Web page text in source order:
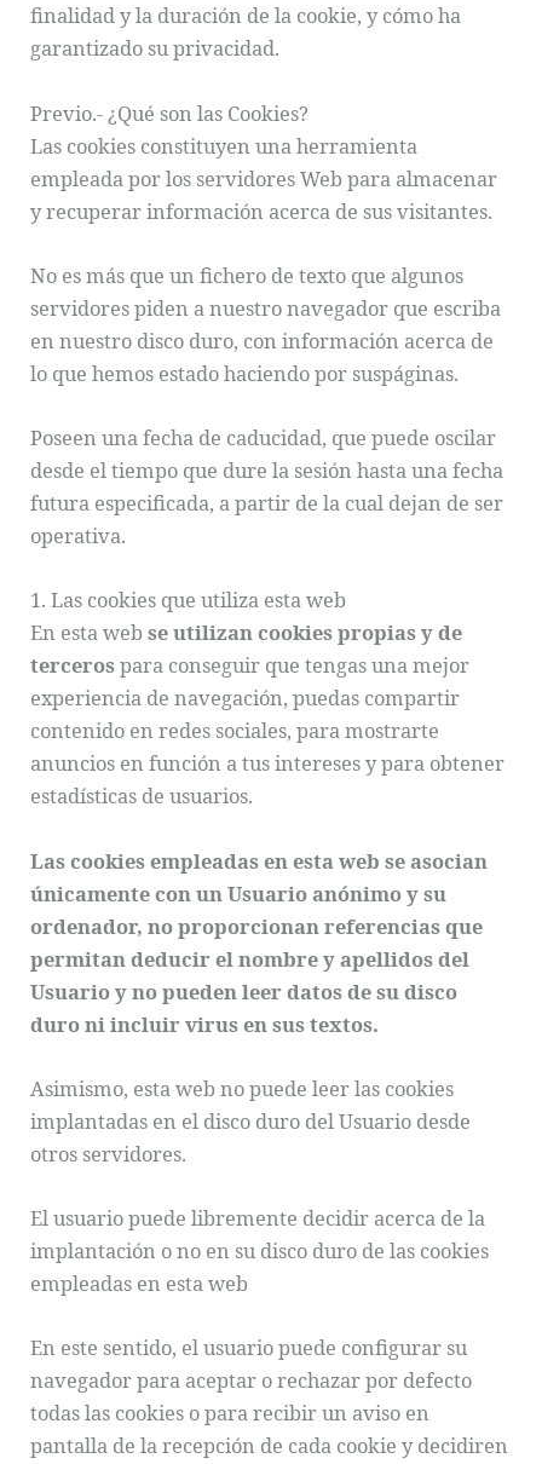
finalidad y la duración de la cookie, y cómo ha
garantizado su privacidad.
Previo.- ¿Qué son las Cookies?
Las cookies constituyen una herramienta
empleada por los servidores Web para almacenar
y recuperar información acerca de sus visitantes.
No es más que un fichero de texto que algunos
servidores piden a nuestro navegador que escriba
en nuestro disco duro, con información acerca de
lo que hemos estado haciendo por suspáginas.
Poseen una fecha de caducidad, que puede oscilar
desde el tiempo que dure la sesión hasta una fecha
futura especificada, a partir de la cual dejan de ser
operativa.
1. Las cookies que utiliza esta web
En esta webse utilizan cookies propias y de
tercerospara conseguir que tengas una mejor
experiencia de navegación, puedas compartir
contenido en redes sociales, para mostrarte
anuncios en función a tus intereses y para obtener
estadísticas de usuarios.
Las cookies empleadas en esta web se asocian
únicamente con un Usuario anónimo y su
ordenador, no proporcionan referencias que
permitan deducir el nombre y apellidos del
Usuario y no pueden leer datos de su disco
duro ni incluir virus en sus textos.
Asimismo, esta web no puede leer las cookies
implantadas en el disco duro del Usuario desde
otros servidores.
El usuario puede libremente decidir acerca de la
implantación o no en su disco duro de las cookies
empleadas en esta web
En este sentido, el usuario puede configurar su
navegador para aceptar o rechazar por defecto
todas las cookies o para recibir un aviso en
pantalla de la recepción de cada cookie y decidiren